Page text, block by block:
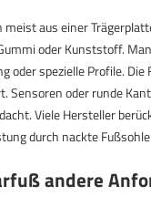
meist aus einer
oder Kunststoff.
oder spezielle Profile.
Sensoren oder runde
Viele Hersteller
durch nackte
andere